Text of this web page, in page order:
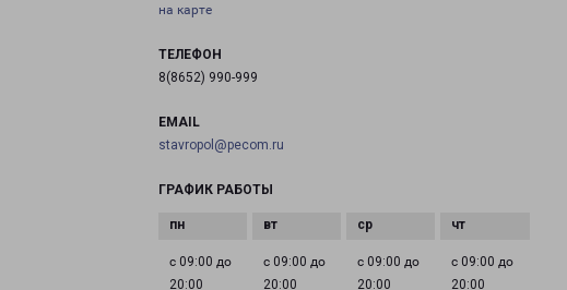
на карте
ТЕЛЕФОН
8(8652) 990-999
EMAIL
stavropol@pecom.ru
ГРАФИК РАБОТЫ
с 09:00 до
20:00
с 09:00 до
20:00
с 09:00 до
20:00
с 09:00 до
20:00